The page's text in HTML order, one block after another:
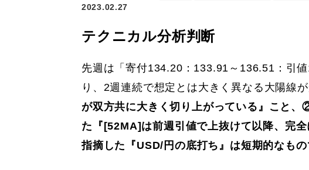
2023.02.27
テクニカル分析判断
先週は「寄付134.20：133.91～136.51：引
り、2週連続で想定とは大きく異なる大陽線
が双方共に大きく切り上がっている』こと
た『[52MA]は前週引値で上抜けて以降、完
指摘した『USD/円の底打ち』は短期的なも